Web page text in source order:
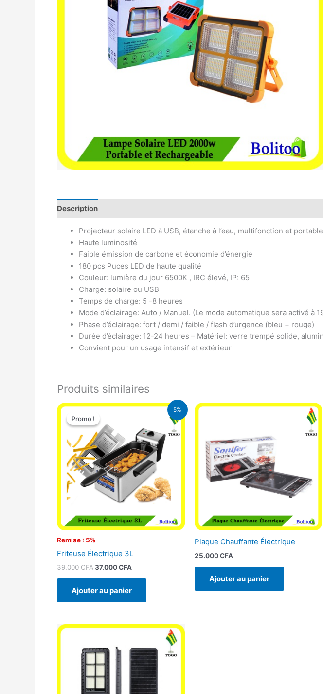
Description
Projecteur solaire LED à USB, étanche à l’eau, multifonction et
Haute luminosité
Faible émission de carbone et économie d’énergie
180 pcs Puces LED de haute qualité
Couleur: lumière du jour 6500K , IRC élevé, IP: 65
Charge: solaire ou USB
Temps de charge: 5 -8 heures
Mode d’éclairage: Auto / Manuel. (Le mode automatique sera activé à
Phase d’éclairage: fort / demi / faible / flash d’urgence (bleu + rouge)
Durée d’éclairage: 12-24 heures – Matériel: verre trempé solide,
Convient pour un usage intensif et extérieur
Produits similaires
5%
Promo !
Remise : 5%
Promo !
Friteuse Électrique 3L
39.000CFA
Le
initial
était :
39.000 CFA.
37.000CFA
Le
est :
37.000 CFA.
Ajouter au panier
Plaque Chauffante Électrique
25.000CFA
Ajouter au panier